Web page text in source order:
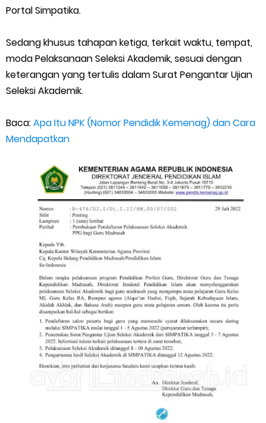
Portal Simpatika.
Sedang khusus tahapan ketiga, terkait waktu, tempat,
moda Pelaksanaan Seleksi Akademik, sesuai dengan
keterangan yang tertulis dalam Surat Pengantar Ujian
Seleksi Akademik.
Baca:Apa Itu NPK (Nomor Pendidik Kemenag) dan Cara
Mendapatkan